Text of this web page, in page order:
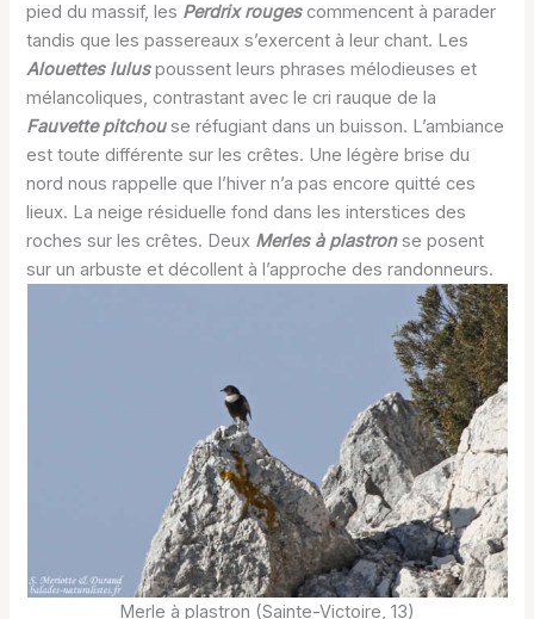
pied du massif, les Perdrix rougescommencent à parader
tandis que les passereaux s’exercent à leur chant. Les
Alouettes luluspoussent leurs phrases mélodieuses et
mélancoliques, contrastant avec le cri rauque de la
Fauvette pitchouse réfugiant dans un buisson. L’ambiance
est toute différente sur les crêtes. Une légère brise du
nord nous rappelle que l’hiver n’a pas encore quitté ces
lieux. La neige résiduelle fond dans les interstices des
roches sur les crêtes. Deux Merles à plastronse posent
sur un arbuste et décollent à l’approche des randonneurs.
Merle à plastron (Sainte-Victoire, 13)